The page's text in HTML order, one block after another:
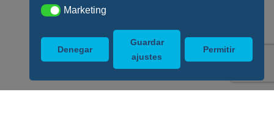
MarketingMarketing
Denegar
Guardar
ajustes
Permitir